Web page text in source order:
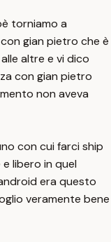
torniamo a
gian pietro che è
altre e vi dico
con gian pietro
non aveva
con cui farci ship
libero in quel
era questo
veramente bene